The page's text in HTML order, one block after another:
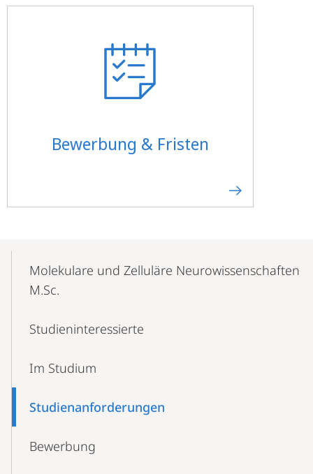
Bewerbung & Fristen
NavigationMolekulare und Zelluläre Neurowissenschaften
M.Sc.
Studieninteressierte
Im Studium
Studien­anforderungen
Bewerbung